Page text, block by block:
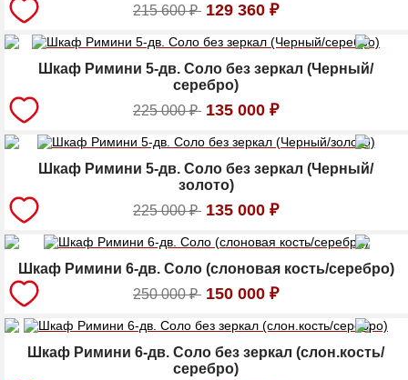
215 600₽ 129 360 ₽
Шкаф Римини 5-дв. Соло без зеркал (Черный/
серебро)
225 000₽ 135 000 ₽
Шкаф Римини 5-дв. Соло без зеркал (Черный/
золото)
225 000₽ 135 000 ₽
Шкаф Римини 6-дв. Соло (слоновая кость/серебро)
250 000₽ 150 000 ₽
Шкаф Римини 6-дв. Соло без зеркал (слон.кость/
серебро)